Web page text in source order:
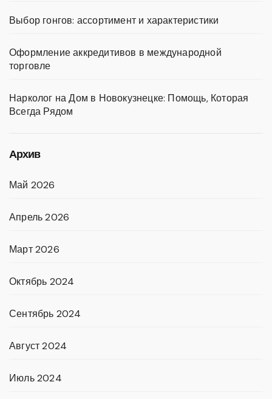
Выбор гонгов: ассортимент и характеристики
Оформление аккредитивов в международной
торговле
Нарколог на Дом в Новокузнецке: Помощь, Которая
Всегда Рядом
Архив
Май 2026
Апрель 2026
Март 2026
Октябрь 2024
Сентябрь 2024
Август 2024
Июль 2024